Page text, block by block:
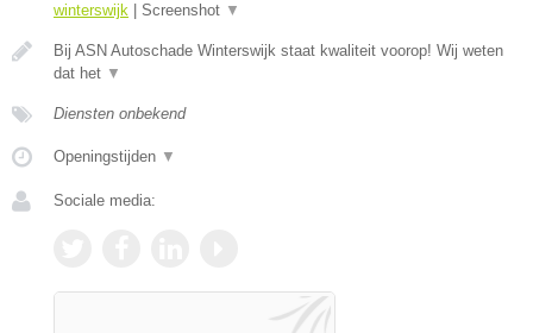
winterswijk
Screenshot ▼
Bij ASN Autoschade Winterswijk staat kwaliteit voorop! Wij weten
dat het ▼
Diensten onbekend
Openingstijden ▼
Sociale media: